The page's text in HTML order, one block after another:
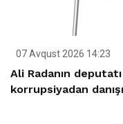
07 Avqust 2026 14:23
Ali Radanın
korrupsiyadan